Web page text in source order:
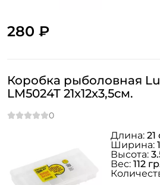
280 ₽
Коробка рыболовная
LM5024T 21x12x3,5см.
Длина: 21
Ширина:
Высота:
Вес: 112